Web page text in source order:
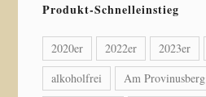
Produkt-Schnelleinstieg
2020er 2022er 2023er
alkoholfrei
Am Provinusberg